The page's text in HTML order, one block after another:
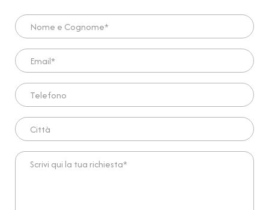
Nome e Cognome*
Email*
Telefono
Città
Scrivi qui la tua richiesta*